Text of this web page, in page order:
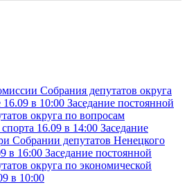
Собрания депутатов округа
16.09 в 10:00 Заседание постоянной
округа по вопросам
16.09 в 14:00 Заседание
Собрании депутатов Ненецкого
в 16:00 Заседание постоянной
округа по экономической
в 10:00